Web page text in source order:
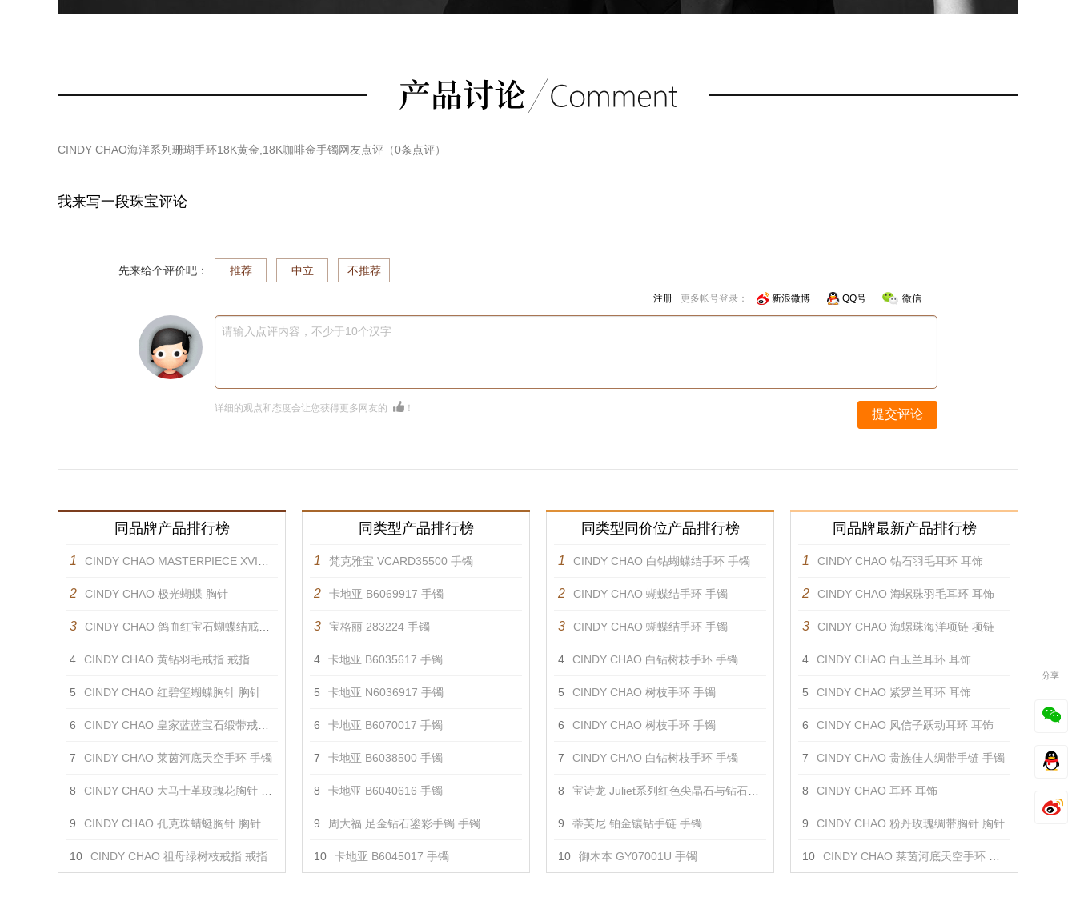
CINDY CHAO海洋系列珊瑚手环18K黄金,18K咖啡金手镯网友点评（0条点评）
我来写一段珠宝评论
先来给个评价吧： 推荐 中立 不推荐
注册 更多帐号登录： 新浪微博 QQ号 微信
请输入点评内容，不少于10个汉字
详细的观点和态度会让您获得更多网友的 ！ 提交评论
同品牌产品排行榜
1 CINDY CHAO MASTERPIECE XVI金黄羽饰 胸针
2 CINDY CHAO 极光蝴蝶 胸针
3 CINDY CHAO 鸽血红宝石蝴蝶结戒指 戒指
4 CINDY CHAO 黄钻羽毛戒指 戒指
5 CINDY CHAO 红碧玺蝴蝶胸针 胸针
6 CINDY CHAO 皇家蓝蓝宝石缎带戒指 戒指
7 CINDY CHAO 莱茵河底天空手环 手镯
8 CINDY CHAO 大马士革玫瑰花胸针 胸针
9 CINDY CHAO 孔克珠蜻蜓胸针 胸针
10 CINDY CHAO 祖母绿树枝戒指 戒指
同类型产品排行榜
1 梵克雅宝 VCARD35500 手镯
2 卡地亚 B6069917 手镯
3 宝格丽 283224 手镯
4 卡地亚 B6035617 手镯
5 卡地亚 N6036917 手镯
6 卡地亚 B6070017 手镯
7 卡地亚 B6038500 手镯
8 卡地亚 B6040616 手镯
9 周大福 足金钻石鎏彩手镯 手镯
10 卡地亚 B6045017 手镯
同类型同价位产品排行榜
1 CINDY CHAO 白钻蝴蝶结手环 手镯
2 CINDY CHAO 蝴蝶结手环 手镯
3 CINDY CHAO 蝴蝶结手环 手镯
4 CINDY CHAO 白钻树枝手环 手镯
5 CINDY CHAO 树枝手环 手镯
6 CINDY CHAO 树枝手环 手镯
7 CINDY CHAO 白钻树枝手环 手镯
8 宝诗龙 Juliet系列红色尖晶石与钻石手链 手镯
9 蒂芙尼 铂金镶钻手链 手镯
10 御木本 GY07001U 手镯
同品牌最新产品排行榜
1 CINDY CHAO 钻石羽毛耳环 耳饰
2 CINDY CHAO 海螺珠羽毛耳环 耳饰
3 CINDY CHAO 海螺珠海洋项链 项链
4 CINDY CHAO 白玉兰耳环 耳饰
5 CINDY CHAO 紫罗兰耳环 耳饰
6 CINDY CHAO 风信子跃动耳环 耳饰
7 CINDY CHAO 贵族佳人绸带手链 手镯
8 CINDY CHAO 耳环 耳饰
9 CINDY CHAO 粉丹玫瑰绸带胸针 胸针
10 CINDY CHAO 莱茵河底天空手环 手镯
分享